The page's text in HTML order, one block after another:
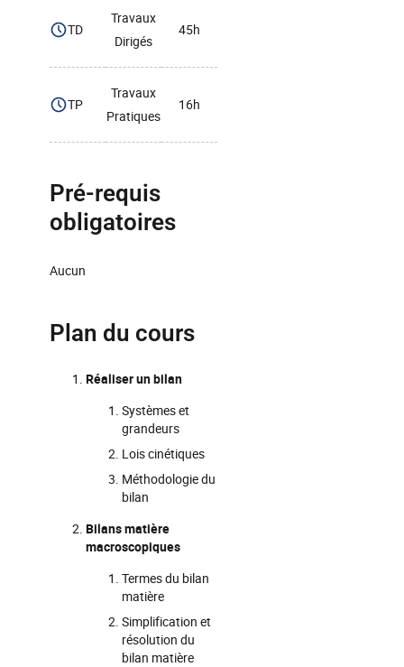
TD
Travaux
Dirigés
45h
TP
Travaux
Pratiques
16h
Pré-requis
obligatoires
Aucun
Plan du cours
Réaliser un bilan
Systèmes et
grandeurs
Lois cinétiques
Méthodologie du
bilan
Bilans matière
macroscopiques
Termes du bilan
matière
Simplification et
résolution du
bilan matière